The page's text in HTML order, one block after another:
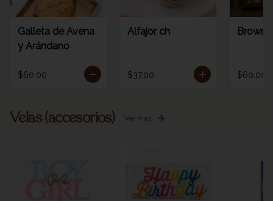
Galleta de Avena
y Arándano
$60.00
Alfajor ch
$37.00
Brownie
$60.00
Velas (accesorios) Ver más